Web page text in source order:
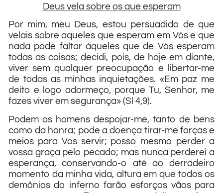
Deus vela sobre os que esperam
Por mim, meu Deus, estou persuadido de que
velais sobre aqueles que esperam em Vós e que
nada pode faltar àqueles que de Vós esperam
todas as coisas; decidi, pois, de hoje em diante,
viver sem qualquer preocupação e libertar-me
de todas as minhas inquietações. «Em paz me
deito e logo adormeço, porque Tu, Senhor, me
fazes viver em segurança» (Sl 4,9).
Podem os homens despojar-me, tanto de bens
como da honra; pode a doença tirar-me forças e
meios para Vos servir; posso mesmo perder a
vossa graça pelo pecado; mas nunca perderei a
esperança, conservando-o até ao derradeiro
momento da minha vida, altura em que todos os
demônios do inferno farão esforços vãos para